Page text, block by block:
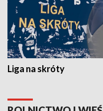
Liga na skróty